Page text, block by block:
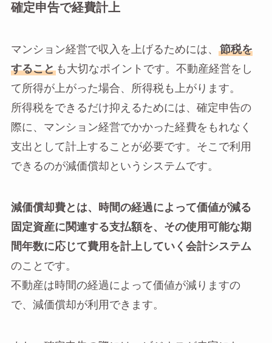
確定申告で経費計上
マンション経営で収入を上げるためには、
節税を
することも大切なポイントです。不動産経営をし
て所得が上がった場合、所得税も上がります。
所得税をできるだけ抑えるためには、確定申告の
際に、マンション経営でかかった経費をもれなく
支出として計上することが必要です。そこで利用
できるのが減価償却というシステムです。
減価償却費とは、時間の経過によって価値が減る
固定資産に関連する支払額を、その使用可能な期
間年数に応じて費用を計上していく会計システム
のことです。
不動産は時間の経過によって価値が減りますの
で、減価償却が利用できます。